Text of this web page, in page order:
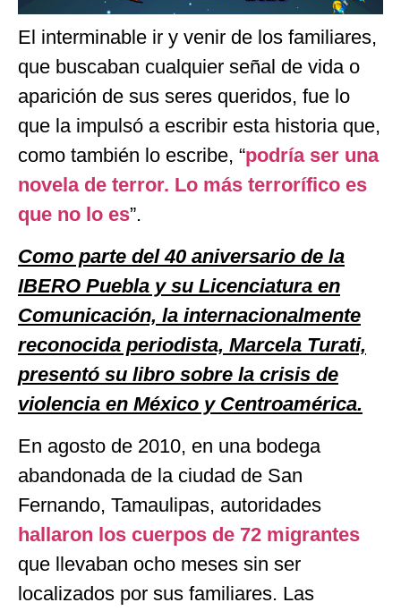
El interminable ir y venir de los familiares,
que buscaban cualquier señal de vida o
aparición de sus seres queridos, fue lo
que la impulsó a escribir esta historia que,
como también lo escribe, “podría ser una
novela de terror. Lo más terrorífico es
que no lo es”.
Como parte del 40 aniversario de la
IBERO Puebla y su Licenciatura en
Comunicación, la internacionalmente
reconocida periodista, Marcela Turati,
presentó su libro sobre la crisis de
violencia en México y Centroamérica.
En agosto de 2010, en una bodega
abandonada de la ciudad de San
Fernando, Tamaulipas, autoridades
hallaron los cuerpos de 72 migrantes
que llevaban ocho meses sin ser
localizados por sus familiares. Las